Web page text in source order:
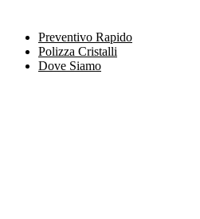
Preventivo Rapido
Polizza Cristalli
Dove Siamo